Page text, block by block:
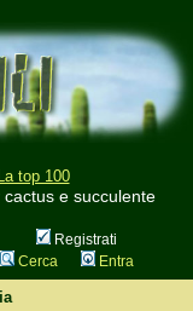
La top 100
e succulente
Registrati
Cerca Entra